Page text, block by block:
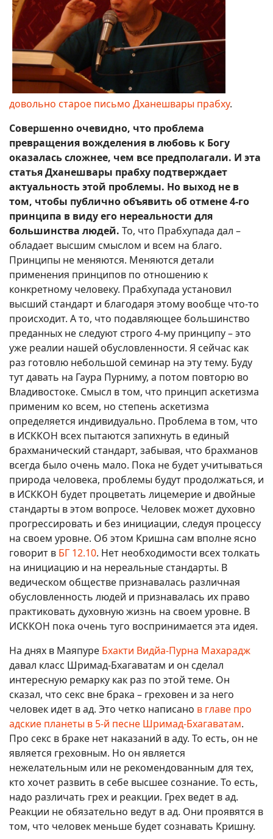
довольно старое письмо Дханешвары прабху.
Совершенно очевидно, что проблема
превращения вожделения в любовь к Богу
оказалась сложнее, чем все предполагали. И эта
статья Дханешвары прабху подтверждает
актуальность этой проблемы. Но выход не в
том, чтобы публично объявить об отмене 4-го
принципа в виду его нереальности для
большинства людей. То, что Прабхупада дал –
обладает высшим смыслом и всем на благо.
Принципы не меняются. Меняются детали
применения принципов по отношению к
конкретному человеку. Прабхупада установил
высший стандарт и благодаря этому вообще что-то
происходит. А то, что подавляющее большинство
преданных не следуют строго 4-му принципу – это
уже реалии нашей обусловленности. Я сейчас как
раз готовлю небольшой семинар на эту тему. Буду
тут давать на Гаура Пурниму, а потом повторю во
Владивостоке. Смысл в том, что принцип аскетизма
применим ко всем, но степень аскетизма
определяется индивидуально. Проблема в том, что
в ИСККОН всех пытаются запихнуть в единый
брахманический стандарт, забывая, что брахманов
всегда было очень мало. Пока не будет учитываться
природа человека, проблемы будут продолжаться, и
в ИСККОН будет процветать лицемерие и двойные
стандарты в этом вопросе. Человек может духовно
прогрессировать и без инициации, следуя процессу
на своем уровне. Об этом Кришна сам вполне ясно
говорит в БГ 12.10. Нет необходимости всех толкать
на инициацию и на нереальные стандарты. В
ведическом обществе признавалась различная
обусловленность людей и признавалась их право
практиковать духовную жизнь на своем уровне. В
ИСККОН пока очень туго воспринимается эта идея.
На днях в Маяпуре Бхакти Видйа-Пурна Махарадж
давал класс Шримад-Бхагаватам и он сделал
интересную ремарку как раз по этой теме. Он
сказал, что секс вне брака – греховен и за него
человек идет в ад. Это четко написано в главе про
адские планеты в 5-й песне Шримад-Бхагаватам.
Про секс в браке нет наказаний в аду. То есть, он не
является греховным. Но он является
нежелательным или не рекомендованным для тех,
кто хочет развить в себе высшее сознание. То есть,
надо различать грех и реакции. Грех ведет в ад.
Реакции не обязательно ведут в ад. Они проявятся в
том, что человек меньше будет сознавать Кришну.